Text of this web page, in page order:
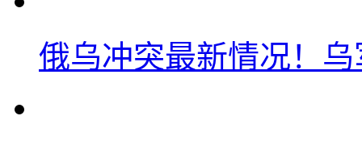
俄乌冲突最新情况！